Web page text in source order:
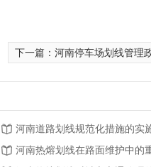
下一篇： 河南停车场划线管理
河南道路划线规范化措施的实
河南热熔划线在路面维护中的